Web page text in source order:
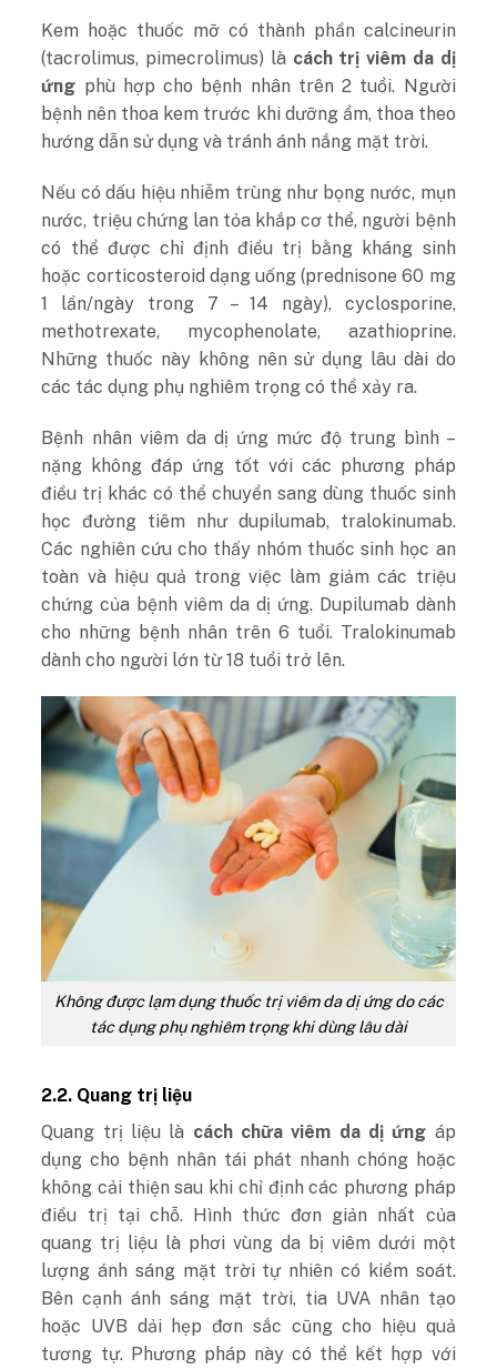
Kem hoặc thuốc mỡ có thành phần calcineurin
(tacrolimus, pimecrolimus) là cách trị viêm da dị
ứng phù hợp cho bệnh nhân trên 2 tuổi. Người
bệnh nên thoa kem trước khi dưỡng ẩm, thoa theo
hướng dẫn sử dụng và tránh ánh nắng mặt trời.
Nếu có dấu hiệu nhiễm trùng như bọng nước, mụn
nước, triệu chứng lan tỏa khắp cơ thể, người bệnh
có thể được chỉ định điều trị bằng kháng sinh
hoặc corticosteroid dạng uống (prednisone 60 mg
1 lần/ngày trong 7 – 14 ngày), cyclosporine,
methotrexate, mycophenolate, azathioprine.
Những thuốc này không nên sử dụng lâu dài do
các tác dụng phụ nghiêm trọng có thể xảy ra.
Bệnh nhân viêm da dị ứng mức độ trung bình –
nặng không đáp ứng tốt với các phương pháp
điều trị khác có thể chuyển sang dùng thuốc sinh
học đường tiêm như dupilumab, tralokinumab.
Các nghiên cứu cho thấy nhóm thuốc sinh học an
toàn và hiệu quả trong việc làm giảm các triệu
chứng của bệnh viêm da dị ứng. Dupilumab dành
cho những bệnh nhân trên 6 tuổi. Tralokinumab
dành cho người lớn từ 18 tuổi trở lên.
Không được lạm dụng thuốc trị viêm da dị ứng do các
tác dụng phụ nghiêm trọng khi dùng lâu dài
2.2. Quang trị liệu
Quang trị liệu là cách chữa viêm da dị ứng áp
dụng cho bệnh nhân tái phát nhanh chóng hoặc
không cải thiện sau khi chỉ định các phương pháp
điều trị tại chỗ. Hình thức đơn giản nhất của
quang trị liệu là phơi vùng da bị viêm dưới một
lượng ánh sáng mặt trời tự nhiên có kiểm soát.
Bên cạnh ánh sáng mặt trời, tia UVA nhân tạo
hoặc UVB dải hẹp đơn sắc cũng cho hiệu quả
tương tự. Phương pháp này có thể kết hợp với